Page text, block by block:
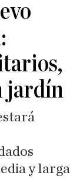
jardín
y larga